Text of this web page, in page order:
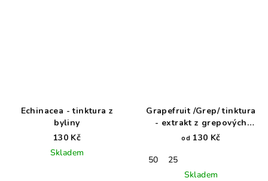
Echinacea - tinktura z
byliny
130 Kč
Skladem
Grapefruit /Grep/ tinktura
- extrakt z grepových
semínek
od 130 Kč
50
25
Skladem